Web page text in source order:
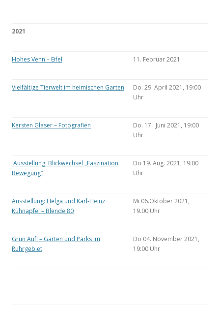
2021
Hohes Venn – Eifel 11. Februar 2021
Vielfältige Tierwelt im heimischen Garten
Do. 29. April 2021, 19:00
Uhr
Kersten Glaser – Fotografien
Do. 17. Juni 2021, 19:00
Uhr
Ausstellung: Blickwechsel „Faszination
Bewegung“
Do 19. Aug. 2021, 19:00
Uhr
Ausstellung: Helga und Karl-Heinz
Kühnapfel – Blende 80
Mi 06.Oktober 2021,
19.00 Uhr
Grün Auf! – Gärten und Parks im
Ruhrgebiet
Do 04. November 2021,
19:00 Uhr